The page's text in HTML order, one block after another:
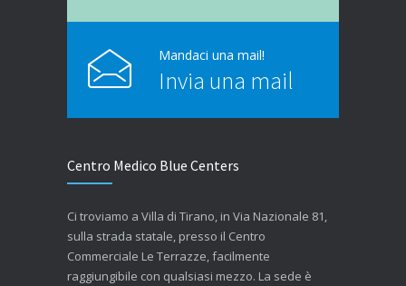
Mandaci una mail!
Invia una mail
Centro Medico Blue Centers
Ci troviamo a Villa di Tirano, in Via Nazionale 81,
sulla strada statale, presso il Centro
Commerciale Le Terrazze, facilmente
raggiungibile con qualsiasi mezzo. La sede è